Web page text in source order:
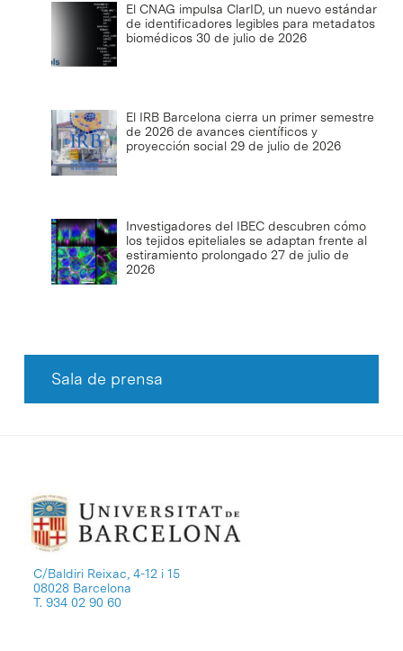
El CNAG impulsa ClarID, un nuevo estándar
de identificadores legibles para metadatos
biomédicos 30 de julio de 2026
El IRB Barcelona cierra un primer semestre
de 2026 de avances científicos y
proyección social 29 de julio de 2026
Investigadores del IBEC descubren cómo
los tejidos epiteliales se adaptan frente al
estiramiento prolongado 27 de julio de
2026
Sala de prensa
C/Baldiri Reixac, 4-12 i 15
08028 Barcelona
T. 934 02 90 60